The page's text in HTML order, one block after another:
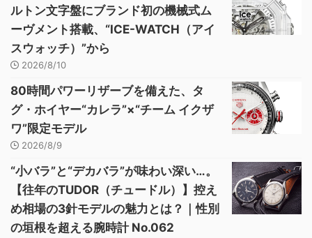
ルトン文字盤にブランド初の機械式ム
ーヴメント搭載、“ICE-WATCH（アイ
スウォッチ）”から
2026/8/10
80時間パワーリザーブを備えた、タ
グ・ホイヤー“カレラ”×“チーム イクザ
ワ”限定モデル
2026/8/9
“小バラ”と“デカバラ”が味わい深い…。
【往年のTUDOR（チュードル）】控え
め相場の3針モデルの魅力とは？｜性別
の垣根を超える腕時計 No.062